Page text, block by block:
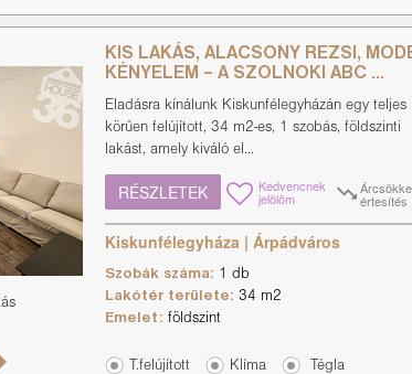
KIS LAKÁS, ALACSONY REZSI,
KÉNYELEM – A SZOLNOKI ABC ...
Eladásra kínálunk Kiskunfélegyházán egy teljes
körűen felújított, 34 m2-es, 1 szobás, földszinti
lakást, amely kiváló el...
RÉSZLETEK Kedvencnek
jelölöm értesítés
Kiskunfélegyháza | Árpádváros
Szobák száma: 1 db
Lakótér területe:34 m2
Emelet:földszint
T.felújított Klíma Tégla